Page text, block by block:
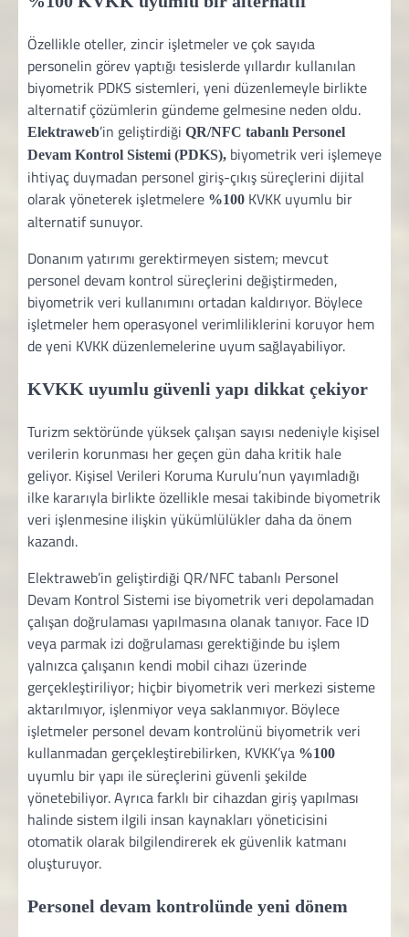
Özellikle oteller, zincir işletmeler ve çok sayıda
personelin görev yaptığı tesislerde yıllardır kullanılan
biyometrik PDKS sistemleri, yeni düzenlemeyle birlikte
alternatif çözümlerin gündeme gelmesine neden oldu.
Elektraweb’in geliştirdiği QR/NFC tabanlı Personel
Devam Kontrol Sistemi (PDKS), biyometrik veri işlemeye
ihtiyaç duymadan personel giriş-çıkış süreçlerini dijital
olarak yöneterek işletmelere %100 KVKK uyumlu bir
alternatif sunuyor.
Donanım yatırımı gerektirmeyen sistem; mevcut
personel devam kontrol süreçlerini değiştirmeden,
biyometrik veri kullanımını ortadan kaldırıyor. Böylece
işletmeler hem operasyonel verimliliklerini koruyor hem
de yeni KVKK düzenlemelerine uyum sağlayabiliyor.
KVKK uyumlu güvenli yapı dikkat çekiyor
Turizm sektöründe yüksek çalışan sayısı nedeniyle kişisel
verilerin korunması her geçen gün daha kritik hale
geliyor. Kişisel Verileri Koruma Kurulu’nun yayımladığı
ilke kararıyla birlikte özellikle mesai takibinde biyometrik
veri işlenmesine ilişkin yükümlülükler daha da önem
kazandı.
Elektraweb’in geliştirdiği QR/NFC tabanlı Personel
Devam Kontrol Sistemi ise biyometrik veri depolamadan
çalışan doğrulaması yapılmasına olanak tanıyor. Face ID
veya parmak izi doğrulaması gerektiğinde bu işlem
yalnızca çalışanın kendi mobil cihazı üzerinde
gerçekleştiriliyor; hiçbir biyometrik veri merkezi sisteme
aktarılmıyor, işlenmiyor veya saklanmıyor. Böylece
işletmeler personel devam kontrolünü biyometrik veri
kullanmadan gerçekleştirebilirken, KVKK’ya %100
uyumlu bir yapı ile süreçlerini güvenli şekilde
yönetebiliyor. Ayrıca farklı bir cihazdan giriş yapılması
halinde sistem ilgili insan kaynakları yöneticisini
otomatik olarak bilgilendirerek ek güvenlik katmanı
oluşturuyor.
Personel devam kontrolünde yeni dönem